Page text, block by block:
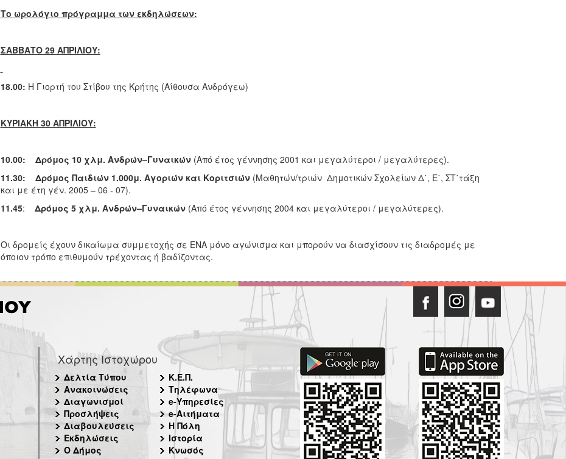
Το ωρολόγιο πρόγραμμα των εκδηλώσεων:
ΣΑΒΒΑΤΟ 29 ΑΠΡΙΛΙΟΥ:
18.00: Η Γιορτή του Στίβου της Κρήτης (Αίθουσα Ανδρόγεω)
ΚΥΡΙΑΚΗ 30 ΑΠΡΙΛΙΟΥ:
10.00: Δρόμος 10 χλμ. Ανδρών–Γυναικών(Από έτος γέννησης 2001 και μεγαλύτεροι / μεγαλύτερες).
11.30:
Δρόμος Παιδιών 1.000μ. Αγοριών και Κοριτσιών(Μαθητών/τριών Δημοτικών Σχολείων Δ΄, Ε΄, ΣΤ΄τάξη
και με έτη γέν. 2005 – 06 - 07).
11.45: Δρόμος 5 χλμ. Ανδρών–Γυναικών(Από έτος γέννησης 2004 και μεγαλύτεροι / μεγαλύτερες).
Oι δρομείς έχουν δικαίωμα συμμετοχής σε ΕΝΑ μόνο αγώνισμα και μπορούν να διασχίσουν τις διαδρομές με
όποιον τρόπο επιθυμούν τρέχοντας ή βαδίζοντας.
Χάρτης Ιστοχώρου
Δελτία Τύπου
Ανακοινώσεις
Διαγωνισμοί
Προσλήψεις
Διαβουλεύσεις
Εκδηλώσεις
Ο Δήμος
Κ.Ε.Π.
Τηλέφωνα
e-Υπηρεσίες
e-Αιτήματα
Η Πόλη
Ιστορία
Κνωσός